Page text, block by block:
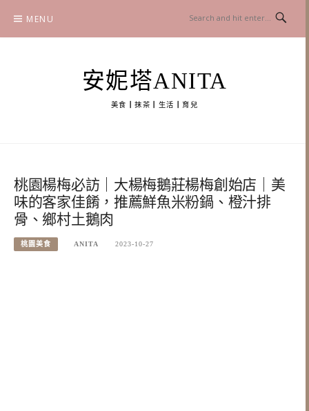
content
MENU
安妮塔ANITA
美食┃抹茶┃生活┃育兒
桃園楊梅必訪｜大楊梅鵝莊楊梅創始店｜美
味的客家佳餚，推薦鮮魚米粉鍋、橙汁排
骨、鄉村土鵝肉
桃園美食 ANITA 2023-10-27